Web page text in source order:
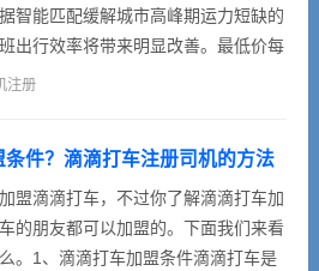
智能匹配缓解城市高峰期运力短缺的
出行效率将带来明显改善。最低价每
大幅降低出行成本。二、滴滴快车
风雨无阻，出行必备的打车应用。
注册
条件？滴滴打车注册司机的方法
盟滴滴打车，不过你了解滴滴打车加
的朋友都可以加盟的。下面我们来看
。1、滴滴打车加盟条件滴滴打车是